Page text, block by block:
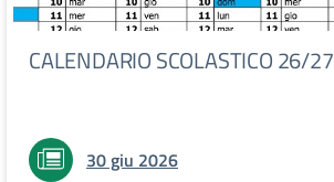
CALENDARIO SCOLASTICO 26/27
30 giu 2026